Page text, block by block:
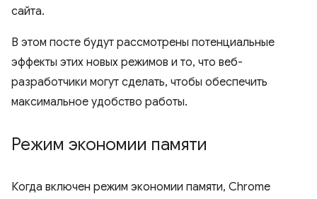
сайта.
В этом посте будут рассмотрены потенциальные
эффекты этих новых режимов и то, что веб-
разработчики могут сделать, чтобы обеспечить
максимальное удобство работы.
Режим экономии памяти
Когда включен режим экономии памяти, Chrome